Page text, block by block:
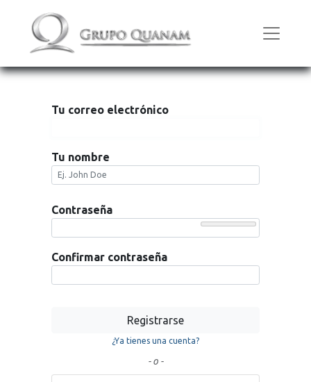
Tu correo electrónico
Tu nombre
Contraseña
Confirmar contraseña
Registrarse
¿Ya tienes una cuenta?
- o -